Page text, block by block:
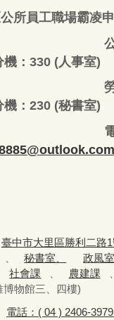
所員工職場霸凌
人員
：330 (人事室)
人
：230 (秘書室)
信
臺中市大里區勝利二路
秘書室、 政風室
社會課 農建課
博物館三、四樓)
電話：( 04 ) 2406-